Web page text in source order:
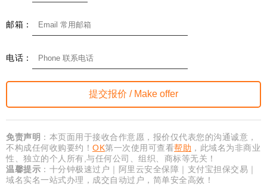
邮箱：
电话：
免责声明 ：本页面用于接收合作意愿，报价仅代表您的沟通诚意，
不构成任何收购要约！ OK第一次使用可查看帮助 ，此域名为非商业
性、独立的个人所有,与任何公司、组织、商标等无关！
温馨提示 ：十分钟极速过户｜阿里云安全保障｜支付宝担保交易｜
域名实名一站式办理，成交自动过户，简单安全高效！